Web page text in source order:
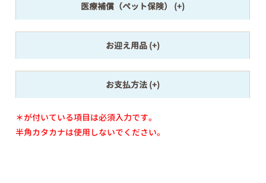
医療補償（ペット保険）
お迎え用品
お支払方法
＊が付いている項目は必須入力です。
半角カタカナは使用しないでください。